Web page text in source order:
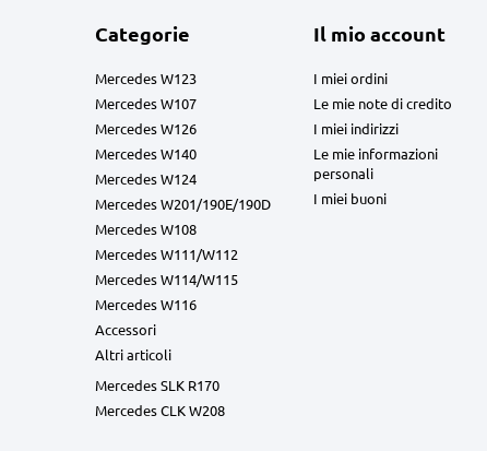
Categorie
Mercedes W123
Mercedes W107
Mercedes W126
Mercedes W140
Mercedes W124
Mercedes W201/190E/190D
Mercedes W108
Mercedes W111/W112
Mercedes W114/W115
Mercedes W116
Accessori
Altri articoli
Mercedes SLK R170
Mercedes CLK W208
Il mio account
I miei ordini
Le mie note di credito
I miei indirizzi
Le mie informazioni
personali
I miei buoni